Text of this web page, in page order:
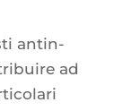
antin­
ad